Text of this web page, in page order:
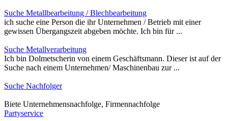
Suche Metallbearbeitung / Blechbearbeitung
ich suche eine Person die ihr Unternehmen / Betrieb mit einer
gewissen Übergangszeit abgeben möchte. Ich bin für ...
Suche Metallverarbeitung
Ich bin Dolmetscherin von einem Geschäftsmann. Dieser ist auf der
Suche nach einem Unternehmen/ Maschinenbau zur ...
Suche Nachfolger
Biete Unternehmensnachfolge, Firmennachfolge
Partyservice